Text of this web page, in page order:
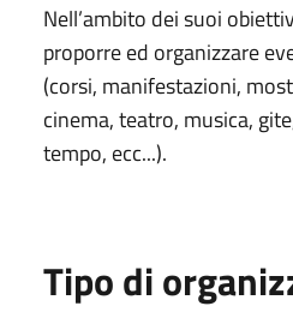
Nell’ambito dei suoi
proporre ed organizzare
(corsi, manifestazioni,
cinema, teatro, musica,
tempo, ecc...).
Tipo di